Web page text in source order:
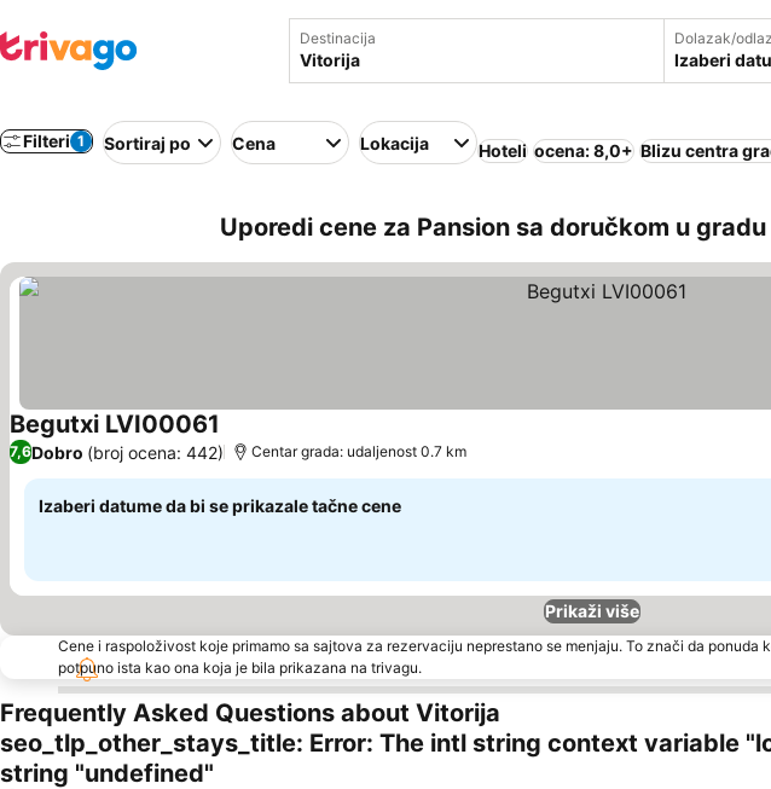
Destinacija Dolazak/
Izaberi
Filteri 1 Sortiraj po Cena Lokacija Hoteli ocena: 8,0+ Blizu centra
Uporedi cene za Pansion sa doručkom u
Begutxi LVI00061
7,6Dobro (broj ocena: 442) Centar grada: udaljenost 0.7 km
Izaberi datume da bi se prikazale tačne cene
Prikaži više
Cene i raspoloživost koje primamo sa sajtova za rezervaciju neprestano se menjaju. To znači da
potpuno ista kao ona koja je bila prikazana na trivagu.
Frequently Asked Questions about Vitorija
seo_tlp_other_stays_title: Error: The intl string context variable
string "undefined"